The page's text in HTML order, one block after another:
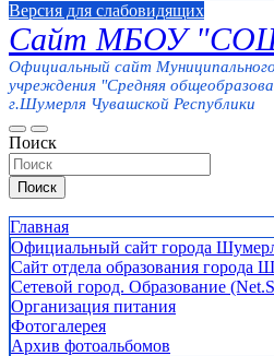
Версия для слабовидящих
Сайт МБОУ
Официальный сайт
учреждения "Средняя
г.Шумерля Чувашской Республики
Поиск
Поиск
Главная
Официальный сайт города
Сайт отдела образования города
Сетевой город. Образование
Организация питания
Фотогалерея
Архив фотоальбомов